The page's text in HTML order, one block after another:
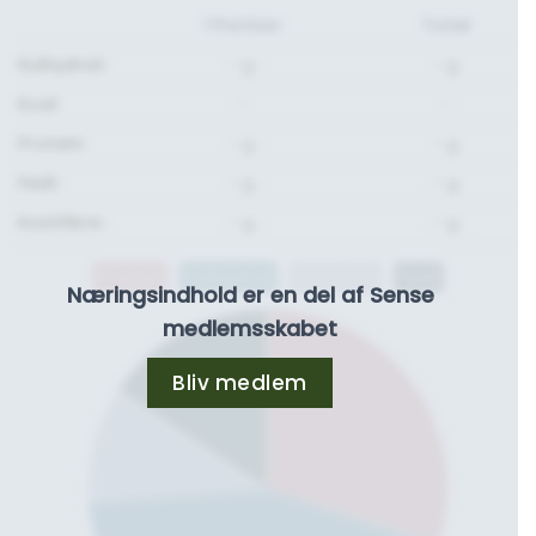
Næringsindhold er en del af Sense
medlemsskabet
Bliv medlem